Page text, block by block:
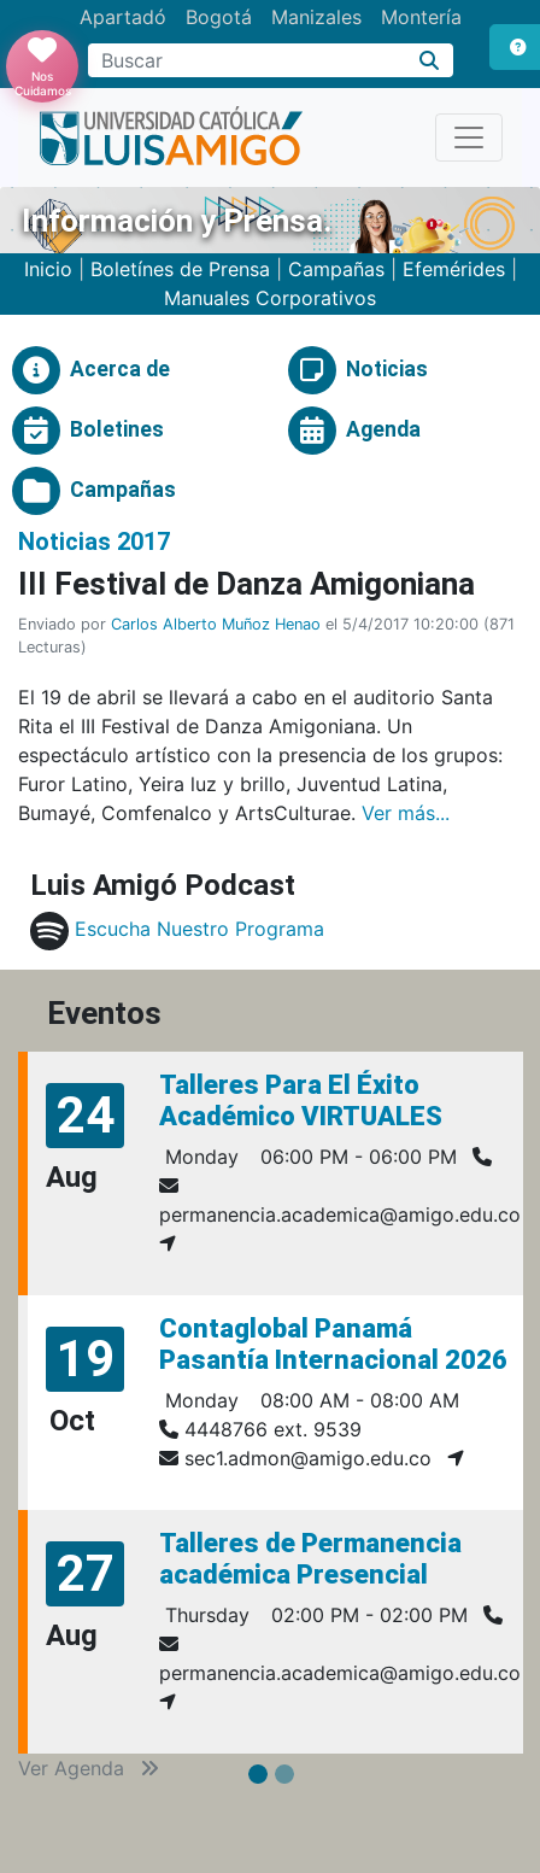
Apartadó Bogotá Manizales Montería
Buscar
Nos
Cuidamos
Información y Prensa.
Inicio Boletínes de Prensa Campañas| Efemérides|
Manuales Corporativos
Acerca de Noticias
Boletines Agenda
Campañas
Noticias 2017
III Festival de Danza Amigoniana
Enviado por Carlos Alberto Muñoz Henao el 5/4/2017 10:20:00 (871
Lecturas)
El 19 de abril se llevará a cabo en el auditorio Santa
Rita el III Festival de Danza Amigoniana. Un
espectáculo artístico con la presencia de los grupos:
Furor Latino, Yeira luz y brillo, Juventud Latina,
Bumayé, Comfenalco y ArtsCulturae. Ver más...
Luis Amigó Podcast
Escucha Nuestro Programa
Eventos
24
Aug
Talleres Para El Éxito
Académico VIRTUALES
Monday 06:00 PM - 06:00 PM
permanencia.academica@amigo.edu.co
19
Oct
Contaglobal Panamá
Pasantía Internacional 2026
Monday
08:00 AM - 08:00 AM
4448766 ext. 9539
sec1.admon@amigo.edu.co
27
Aug
Talleres de Permanencia
académica Presencial
Thursday 02:00 PM - 02:00 PM
permanencia.academica@amigo.edu.co
Ver Agenda